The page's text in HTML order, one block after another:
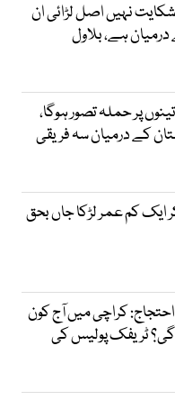
نہیں اصل لڑائی ان
ہے، بلاول
پر حملہ تصور ہوگا،
کے درمیان سہ فریقی
ایک کم عمر لڑکا جاں بحق
کراچی میں آج کون
ٹریفک پولیس کی